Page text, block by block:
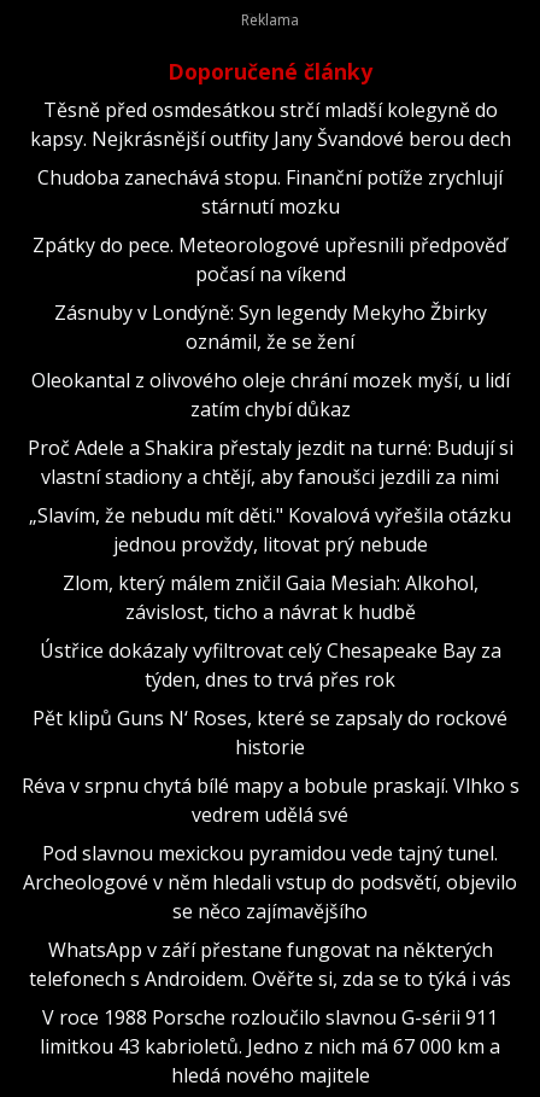
Doporučené články
Těsně před osmdesátkou strčí mladší kolegyně do
kapsy. Nejkrásnější outfity Jany Švandové berou dech
Chudoba zanechává stopu. Finanční potíže zrychlují
stárnutí mozku
Zpátky do pece. Meteorologové upřesnili předpověď
počasí na víkend
Zásnuby v Londýně: Syn legendy Mekyho Žbirky
oznámil, že se žení
Oleokantal z olivového oleje chrání mozek myší, u lidí
zatím chybí důkaz
Proč Adele a Shakira přestaly jezdit na turné: Budují si
vlastní stadiony a chtějí, aby fanoušci jezdili za nimi
„Slavím, že nebudu mít děti." Kovalová vyřešila otázku
jednou provždy, litovat prý nebude
Zlom, který málem zničil Gaia Mesiah: Alkohol,
závislost, ticho a návrat k hudbě
Ústřice dokázaly vyfiltrovat celý Chesapeake Bay za
týden, dnes to trvá přes rok
Pět klipů Guns N‘ Roses, které se zapsaly do rockové
historie
Réva v srpnu chytá bílé mapy a bobule praskají. Vlhko s
vedrem udělá své
Pod slavnou mexickou pyramidou vede tajný tunel.
Archeologové v něm hledali vstup do podsvětí, objevilo
se něco zajímavějšího
WhatsApp v září přestane fungovat na některých
telefonech s Androidem. Ověřte si, zda se to týká i vás
V roce 1988 Porsche rozloučilo slavnou G-sérii 911
limitkou 43 kabrioletů. Jedno z nich má 67 000 km a
hledá nového majitele